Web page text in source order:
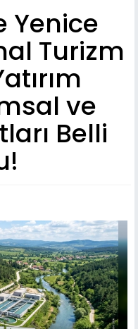
Yenice
Turizm
ve
Belli